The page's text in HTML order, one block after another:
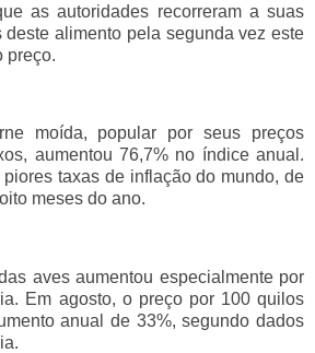
as autoridades recorreram a suas
deste alimento pela segunda vez este
preço.
moída, popular por seus preços
aumentou 76,7% no índice anual.
taxas de inflação do mundo, de
meses do ano.
aves aumentou especialmente por
Em agosto, o preço por 100 quilos
anual de 33%, segundo dados